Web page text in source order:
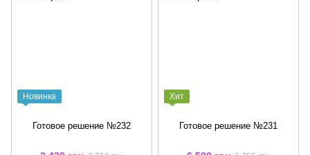
Новинка
Готовое решение №232
Хит
Готовое решение №231